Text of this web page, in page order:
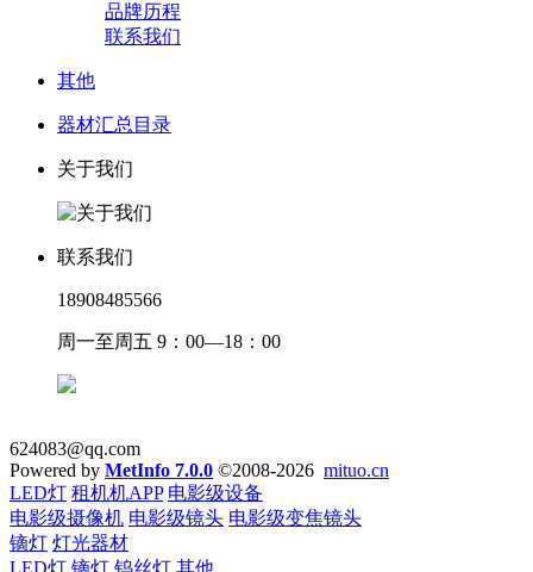
品牌历程
联系我们
其他
器材汇总目录
关于我们
联系我们
18908485566
周一至周五 9：00—18：00
624083@qq.com
Powered by MetInfo 7.0.0 ©2008-2026 mituo.cn
LED灯 租机机APP 电影级设备
电影级摄像机 电影级镜头 电影级变焦镜头
镝灯 灯光器材